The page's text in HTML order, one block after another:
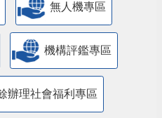
無人機專區
機構評鑑專區
辦理社會福利專區